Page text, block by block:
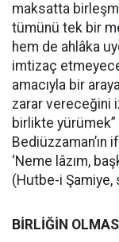
maksatta
tümünü tek bir
hem de ahlâka
imtizaç
amacıyla bir
zarar vereceğini
birlikte yürümek”
‘Neme lâzım,
(Hutbe-i Şamiye,
BİRLİĞİN